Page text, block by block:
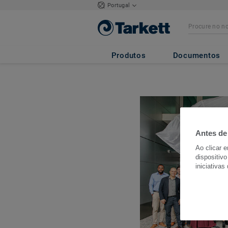
Portugal
Produtos Documentos
Antes
Ao clicar
iniciativas